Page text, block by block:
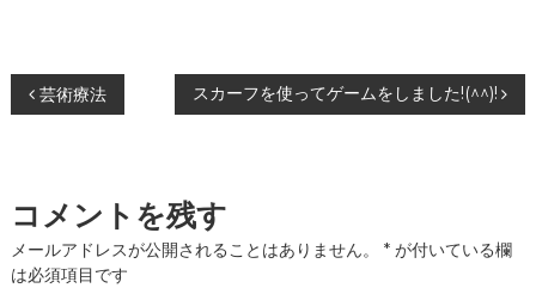
投
ナ
ビ
芸術療法 スカーフを使ってゲームをしました!(^^)!
コメントを残す
メールアドレスが公開されることはありません。 *が付いている欄
は必須項目です